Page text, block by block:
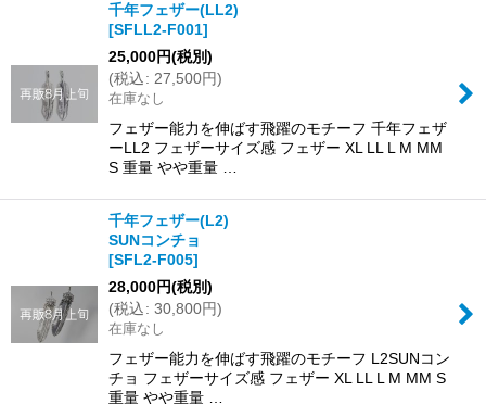
千年フェザー(LL2)
[SFLL2-F001]
25,000円(税別)
(税込: 27,500円)
在庫なし
フェザー能力を伸ばす飛躍のモチーフ 千年フェザ
ーLL2 フェザーサイズ感 フェザー XL LL L M MM
S 重量 やや重量 …
千年フェザー(L2)
SUNコンチョ
[SFL2-F005]
28,000円(税別)
(税込: 30,800円)
在庫なし
フェザー能力を伸ばす飛躍のモチーフ L2SUNコン
チョ フェザーサイズ感 フェザー XL LL L M MM S
重量 やや重量 …